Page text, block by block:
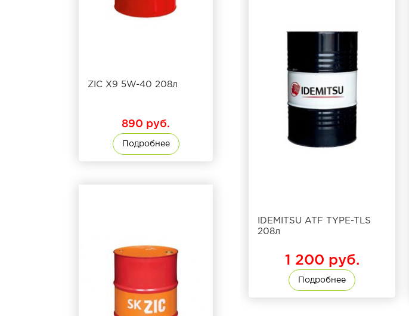
ZIC X9 5W-40 208л
890 руб.
Подробнее
IDEMITSU ATF TYPE-TLS
208л
1 200 руб.
Подробнее